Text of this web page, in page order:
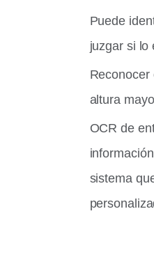
Puede
juzgar si lo
Reconocer
altura
OCR de
sistema